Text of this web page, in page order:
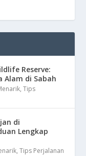
Reserve:
Alam di Sabah
,Tips
di
Lengkap
,Tips Perjalanan